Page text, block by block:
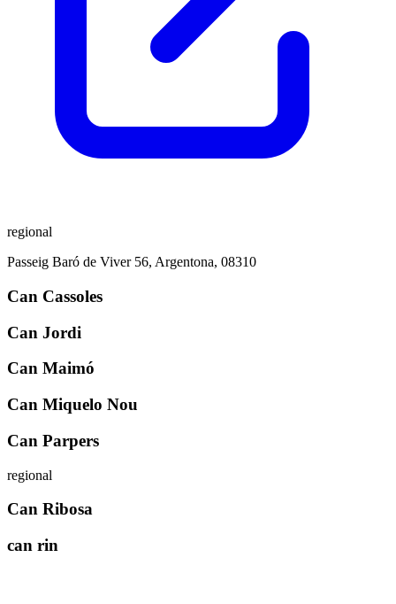
regional
Passeig Baró de Viver 56, Argentona, 08310
Can Cassoles
Can Jordi
Can Maimó
Can Miquelo Nou
Can Parpers
regional
Can Ribosa
can rin